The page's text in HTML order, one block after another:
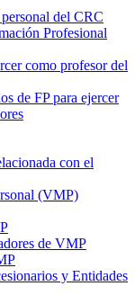
del CRC
Profesional
como profesor del
de FP para ejercer
con el
(VMP)
de VMP
y Entidades